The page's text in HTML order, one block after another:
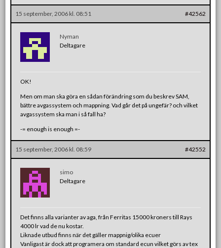
15 september, 2006 kl. 08:51 #42562
Nyman
Deltagare
OK!
Men om man ska göra en sådan förändring som du beskrev SAM,
bättre avgassystem och mappning. Vad går det på ungefär? och vilket
avgassystem ska man i så fall ha?
-= enough is enough =-
15 september, 2006 kl. 08:59 #42552
simo
Deltagare
Det finns alla varianter av aga, från Ferritas 15000 kroners till Rays
4000 lr vad de nu kostar.
Liknade utbud finns när det gäller mappnig/olika ecuer
Vanligast är dock att programera om standard ecun vilket görs av tex